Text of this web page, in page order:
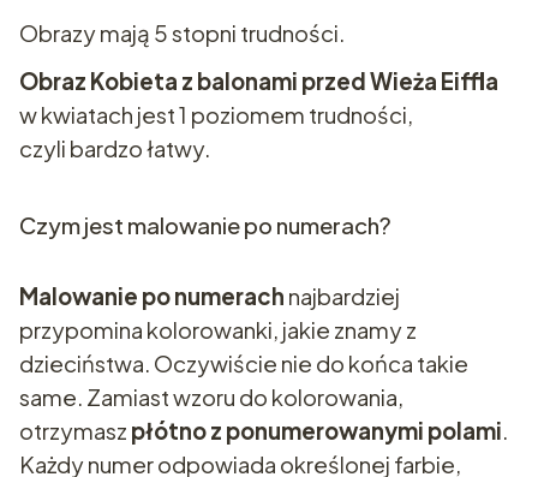
Obrazy mają 5 stopni trudności.
Obraz Kobieta z balonami przed Wieża Eiffla
w kwiatach jest 1 poziomem trudności,
czyli bardzo łatwy.
Czym jest malowanie po numerach?
Malowanie po numerach najbardziej
przypomina kolorowanki, jakie znamy z
dzieciństwa. Oczywiście nie do końca takie
same. Zamiast wzoru do kolorowania,
otrzymasz płótno z ponumerowanymi polami.
Każdy numer odpowiada określonej farbie,